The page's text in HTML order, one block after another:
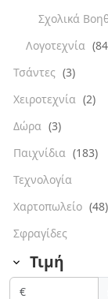
Σχολικά
Λογοτεχνία
Τσάντες (3)
Χειροτεχνία (2)
Δώρα (3)
Παιχνίδια (183)
Τεχνολογία
Χαρτοπωλείο (48)
Σφραγίδες
Τιμή